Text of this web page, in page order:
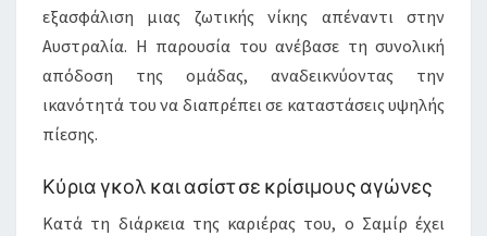
εξασφάλιση μιας ζωτικής νίκης απέναντι στην
Αυστραλία. Η παρουσία του ανέβασε τη συνολική
απόδοση της ομάδας, αναδεικνύοντας την
ικανότητά του να διαπρέπει σε καταστάσεις υψηλής
πίεσης.
Κύρια γκολ και ασίστ σε κρίσιμους αγώνες
Κατά τη διάρκεια της καριέρας του, ο Σαμίρ έχει